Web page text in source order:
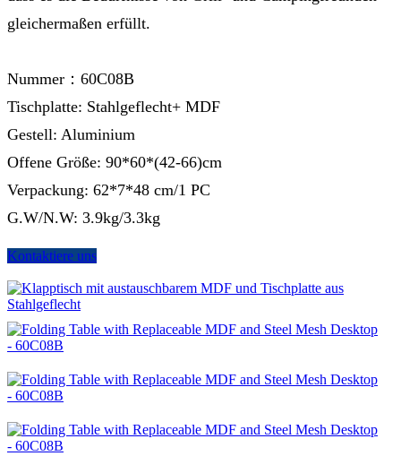
gleichermaßen erfüllt.
Nummer：60C08B
Tischplatte: Stahlgeflecht+ MDF
Gestell: Aluminium
Offene Größe: 90*60*(42-66)cm
Verpackung: 62*7*48 cm/1 PC
G.W/N.W: 3.9kg/3.3kg
Kontaktiere uns